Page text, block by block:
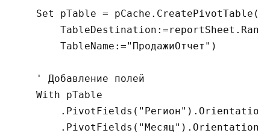
Set pTable = pCache.CreatePivotTable(
        TableName:="ПродажиОтчет")
    ' Добавление полей
    With pTable
.PivotFields("Регион").Orientation
.PivotFields("Месяц").Orientation